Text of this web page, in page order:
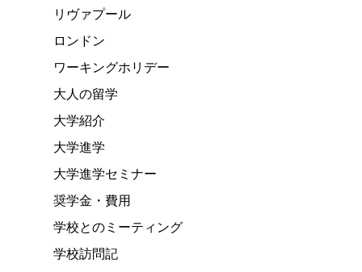
リヴァプール
ロンドン
ワーキングホリデー
大人の留学
大学紹介
大学進学
大学進学セミナー
奨学金・費用
学校とのミーティング
学校訪問記